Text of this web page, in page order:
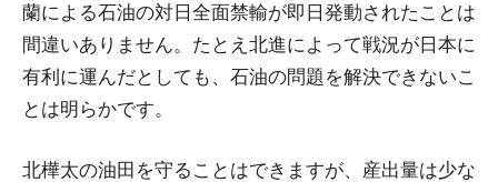
蘭による石油の対日全面禁輸が即日発動されたことは
間違いありません。たとえ北進によって戦況が日本に
有利に運んだとしても、石油の問題を解決できないこ
とは明らかです。
北樺太の油田を守ることはできますが、産出量は少な